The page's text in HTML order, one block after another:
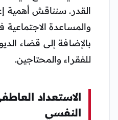
القدر. سنناقش أهمية
والمساعدة الاجتماعية
بالإضافة إلى قضاء
للفقراء والمحتاجين.
الاستعداد
النفسي